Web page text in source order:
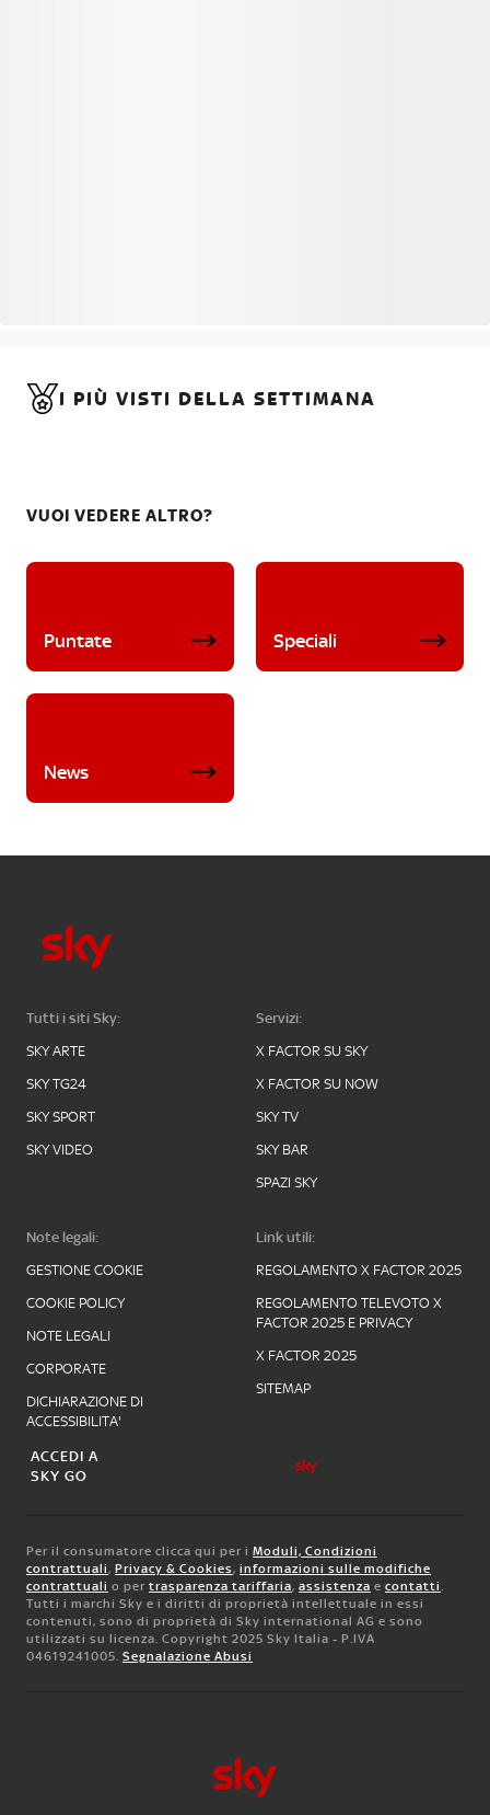
I PIÙ VISTI DELLA SETTIMANA
VUOI VEDERE ALTRO?
Puntate Speciali
News
Tutti i siti Sky:
SKY ARTE
SKY TG24
SKY SPORT
SKY VIDEO
Servizi:
X FACTOR SU SKY
X FACTOR SU NOW
SKY TV
SKY BAR
SPAZI SKY
Note legali:
GESTIONE COOKIE
COOKIE POLICY
NOTE LEGALI
CORPORATE
DICHIARAZIONE DI
ACCESSIBILITA'
Link utili:
REGOLAMENTO X FACTOR 2025
REGOLAMENTO TELEVOTO X
FACTOR 2025 E PRIVACY
X FACTOR 2025
SITEMAP
ACCEDI A
SKY GO
Per il consumatore clicca qui per i Moduli, Condizioni
contrattuali, Privacy & Cookies, informazioni sulle modifiche
contrattuali o per trasparenza tariffaria, assistenza e contatti.
Tutti i marchi Sky e i diritti di proprietà intellettuale in essi
contenuti, sono di proprietà di Sky international AG e sono
utilizzati su licenza. Copyright 2025 Sky Italia - P.IVA
04619241005. Segnalazione Abusi